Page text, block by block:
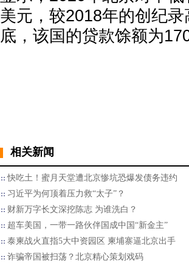
美元，较2018年的创纪
底，该国的贷款馀额为
相关新闻
快吃土！蜜月天堂遭北京惨坑恐爆发债务违约
习近平为何顶着压力救“太子”？
财新万字长文深挖陈志 为谁洗白？
超车美国，一带一路伙伴国成中国“新金主”
泰柬战火直指5大中资园区 柬埔寨逼北京出手
诈骗帝国被扫荡？北京精心策划戏码